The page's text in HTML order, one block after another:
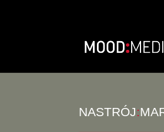
NASTRÓJ: